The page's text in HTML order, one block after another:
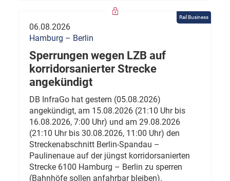
Rail Business
06.08.2026
Hamburg – Berlin
Sperrungen wegen LZB auf
korridorsanierter Strecke
angekündigt
DB InfraGo hat gestern (05.08.2026)
angekündigt, am 15.08.2026 (21:10 Uhr bis
16.08.2026, 7:00 Uhr) und am 29.08.2026
(21:10 Uhr bis 30.08.2026, 11:00 Uhr) den
Streckenabschnitt Berlin-Spandau –
Paulinenaue auf der jüngst korridorsanierten
Strecke 6100 Hamburg – Berlin zu sperren
(Bahnhöfe sollen anfahrbar bleiben).